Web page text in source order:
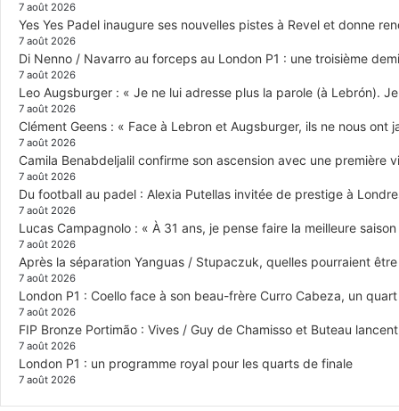
7 août 2026
Yes Yes Padel inaugure ses nouvelles pistes à Revel et donne
7 août 2026
Di Nenno / Navarro au forceps au London P1 : une troisième
7 août 2026
Leo Augsburger : « Je ne lui adresse plus la parole (à Lebrón).
7 août 2026
Clément Geens : « Face à Lebron et Augsburger, ils ne nous ont
7 août 2026
Camila Benabdeljalil confirme son ascension avec une première
7 août 2026
Du football au padel : Alexia Putellas invitée de prestige à
7 août 2026
Lucas Campagnolo : « À 31 ans, je pense faire la meilleure
7 août 2026
Après la séparation Yanguas / Stupaczuk, quelles pourraient
7 août 2026
London P1 : Coello face à son beau-frère Curro Cabeza, un
7 août 2026
FIP Bronze Portimão : Vives / Guy de Chamisso et Buteau
7 août 2026
London P1 : un programme royal pour les quarts de finale
7 août 2026